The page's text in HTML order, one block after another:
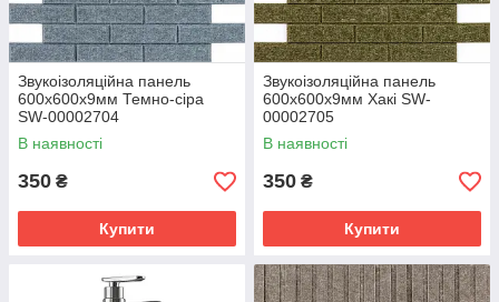
Звукоізоляційна панель
600х600х9мм Темно-сіра
SW-00002704
В наявності
350 ₴
Купити
Звукоізоляційна панель
600х600х9мм Хакі SW-
00002705
В наявності
350 ₴
Купити